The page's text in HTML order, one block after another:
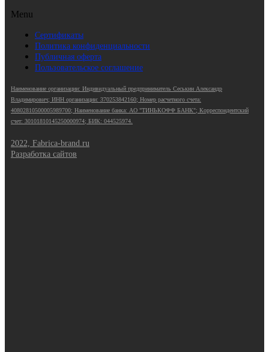
Menu
Сертификаты
Политика конфиденциальности
Публичная оферта
Пользовательское соглашение
Наименование организации: Индивидуальный предприниматель Сеськин Александр
Владимирович; ИНН организации: 370253842160; Номер расчетного счета:
40802810500005989700; Наименование банка: АО "ТИНЬКОФФ БАНК"; Корреспондентский
счет: 30101810145250000974; БИК: 044525974.
2022, Fabrica-brand.ru
Разработка сайтов